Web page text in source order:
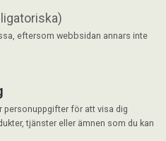
eftersom webbsidan annars inte
personuppgifter för att visa dig
tjänster eller ämnen som du kan